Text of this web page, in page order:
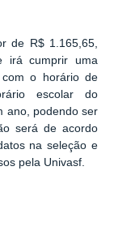
de R$ 1.165,65,
irá cumprir uma
o horário de
escolar do
ano, podendo ser
será de acordo
na seleção e
pela Univasf.